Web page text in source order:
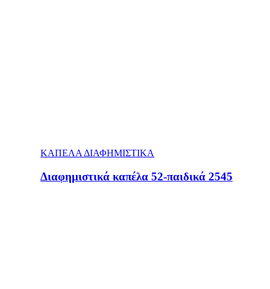
ΚΑΠΕΛΑ ΔΙΑΦΗΜΙΣΤΙΚΑ
Διαφημιστικά καπέλα 52-παιδικά 2545